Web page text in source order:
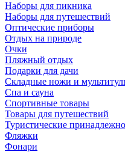
Наборы для пикника
Наборы для путешествий
Оптические приборы
Отдых на природе
Очки
Пляжный отдых
Подарки для дачи
Складные ножи и
Спа и сауна
Спортивные товары
Товары для путешествий
Туристические
Фляжки
Фонари